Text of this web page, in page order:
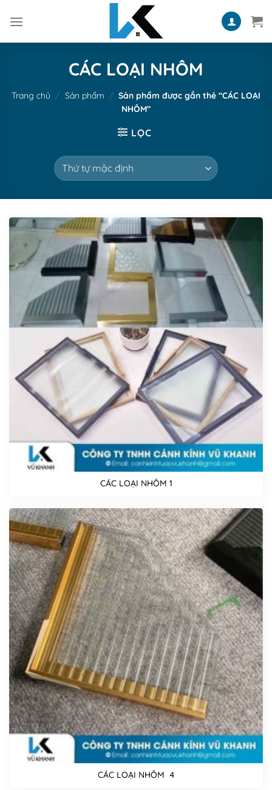
CÁC LOẠI NHÔM
Trang chủ / Sản phẩm / Sản phẩm được gắn thẻ “CÁC LOẠI
NHÔM”
LỌC
CÁC LOẠI NHÔM 1
CÁC LOẠI NHÔM 4